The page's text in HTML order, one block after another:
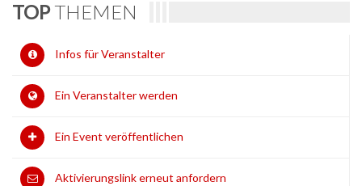
TOPTHEMEN
Infos für Veranstalter
Ein Veranstalter werden
Ein Event veröffentlichen
Aktivierungslink erneut anfordern